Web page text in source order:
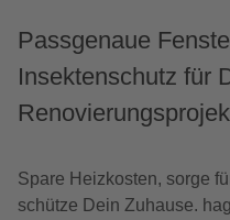
Passgenaue
Insektenschutz für
Spare Heizkosten, sorge
schütze Dein Zuhause.